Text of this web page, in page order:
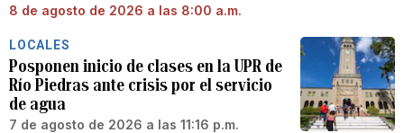
8 de agosto de 2026 a las 8:00 a.m.
LOCALES
Posponen inicio de clases en la UPR de
Río Piedras ante crisis por el servicio
de agua
7 de agosto de 2026 a las 11:16 p.m.